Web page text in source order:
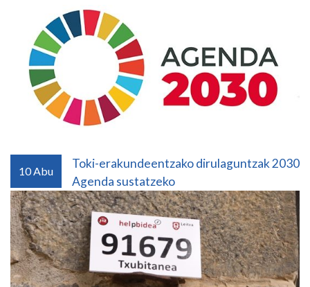
10Abu
Toki-erakundeentzako dirulaguntzak 2030
Agenda sustatzeko